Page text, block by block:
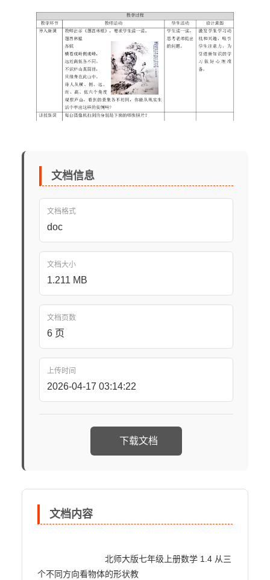
文档信息
文档格式
doc
文档大小
1.211 MB
文档页数
6 页
上传时间
2026-04-17 03:14:22
下载文档
文档内容
个不同方向看物体的形状教